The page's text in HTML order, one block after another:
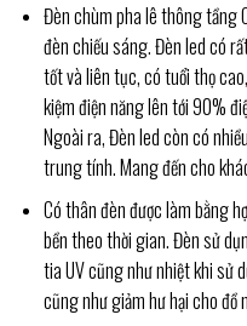
Đèn chùm pha lê thông tầng
đèn chiếu sáng. Đèn led có
tốt và liên tục, có tuổi thọ
kiệm điện năng lên tới 90%
Ngoài ra, Đèn led còn có
trung tính. Mang đến cho
Có thân đèn được làm bằng
bền theo thời gian. Đèn sử
tia UV cũng như nhiệt khi sử
cũng như giảm hư hại cho đồ